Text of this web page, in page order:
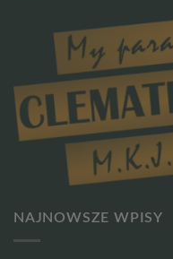
NAJNOWSZE WPISY